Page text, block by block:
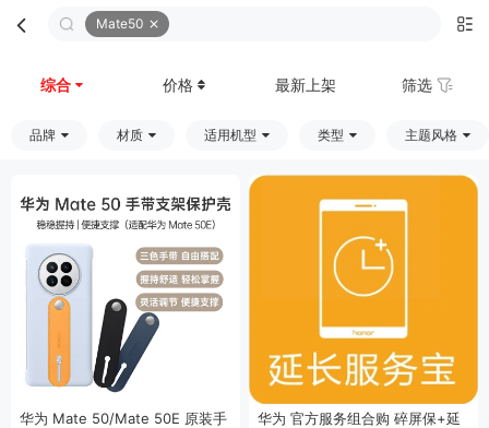
Mate50
综合 价格 最新上架 筛选
品牌 材质 适用机型 类型 主题风格
华为 Mate 50/Mate 50E 原装手
华为 官方服务组合购 碎屏保+延